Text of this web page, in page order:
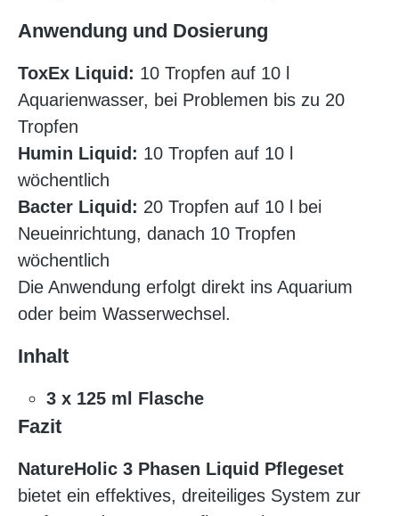
Anwendung und Dosierung
ToxEx Liquid: 10 Tropfen auf 10 l
Aquarienwasser, bei Problemen bis zu 20
Tropfen
Humin Liquid: 10 Tropfen auf 10 l
wöchentlich
Bacter Liquid: 20 Tropfen auf 10 l bei
Neueinrichtung, danach 10 Tropfen
wöchentlich
Die Anwendung erfolgt direkt ins Aquarium
oder beim Wasserwechsel.
Inhalt
3 x 125 ml Flasche
Fazit
NatureHolic 3 Phasen Liquid Pflegeset
bietet ein effektives, dreiteiliges System zur